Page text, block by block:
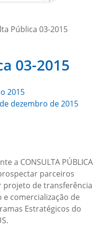
Pública 03-2015
03-2015
2015
dezembro de 2015
a CONSULTA PÚBLICA
parceiros
projeto de transferência
comercialização de
Estratégicos do